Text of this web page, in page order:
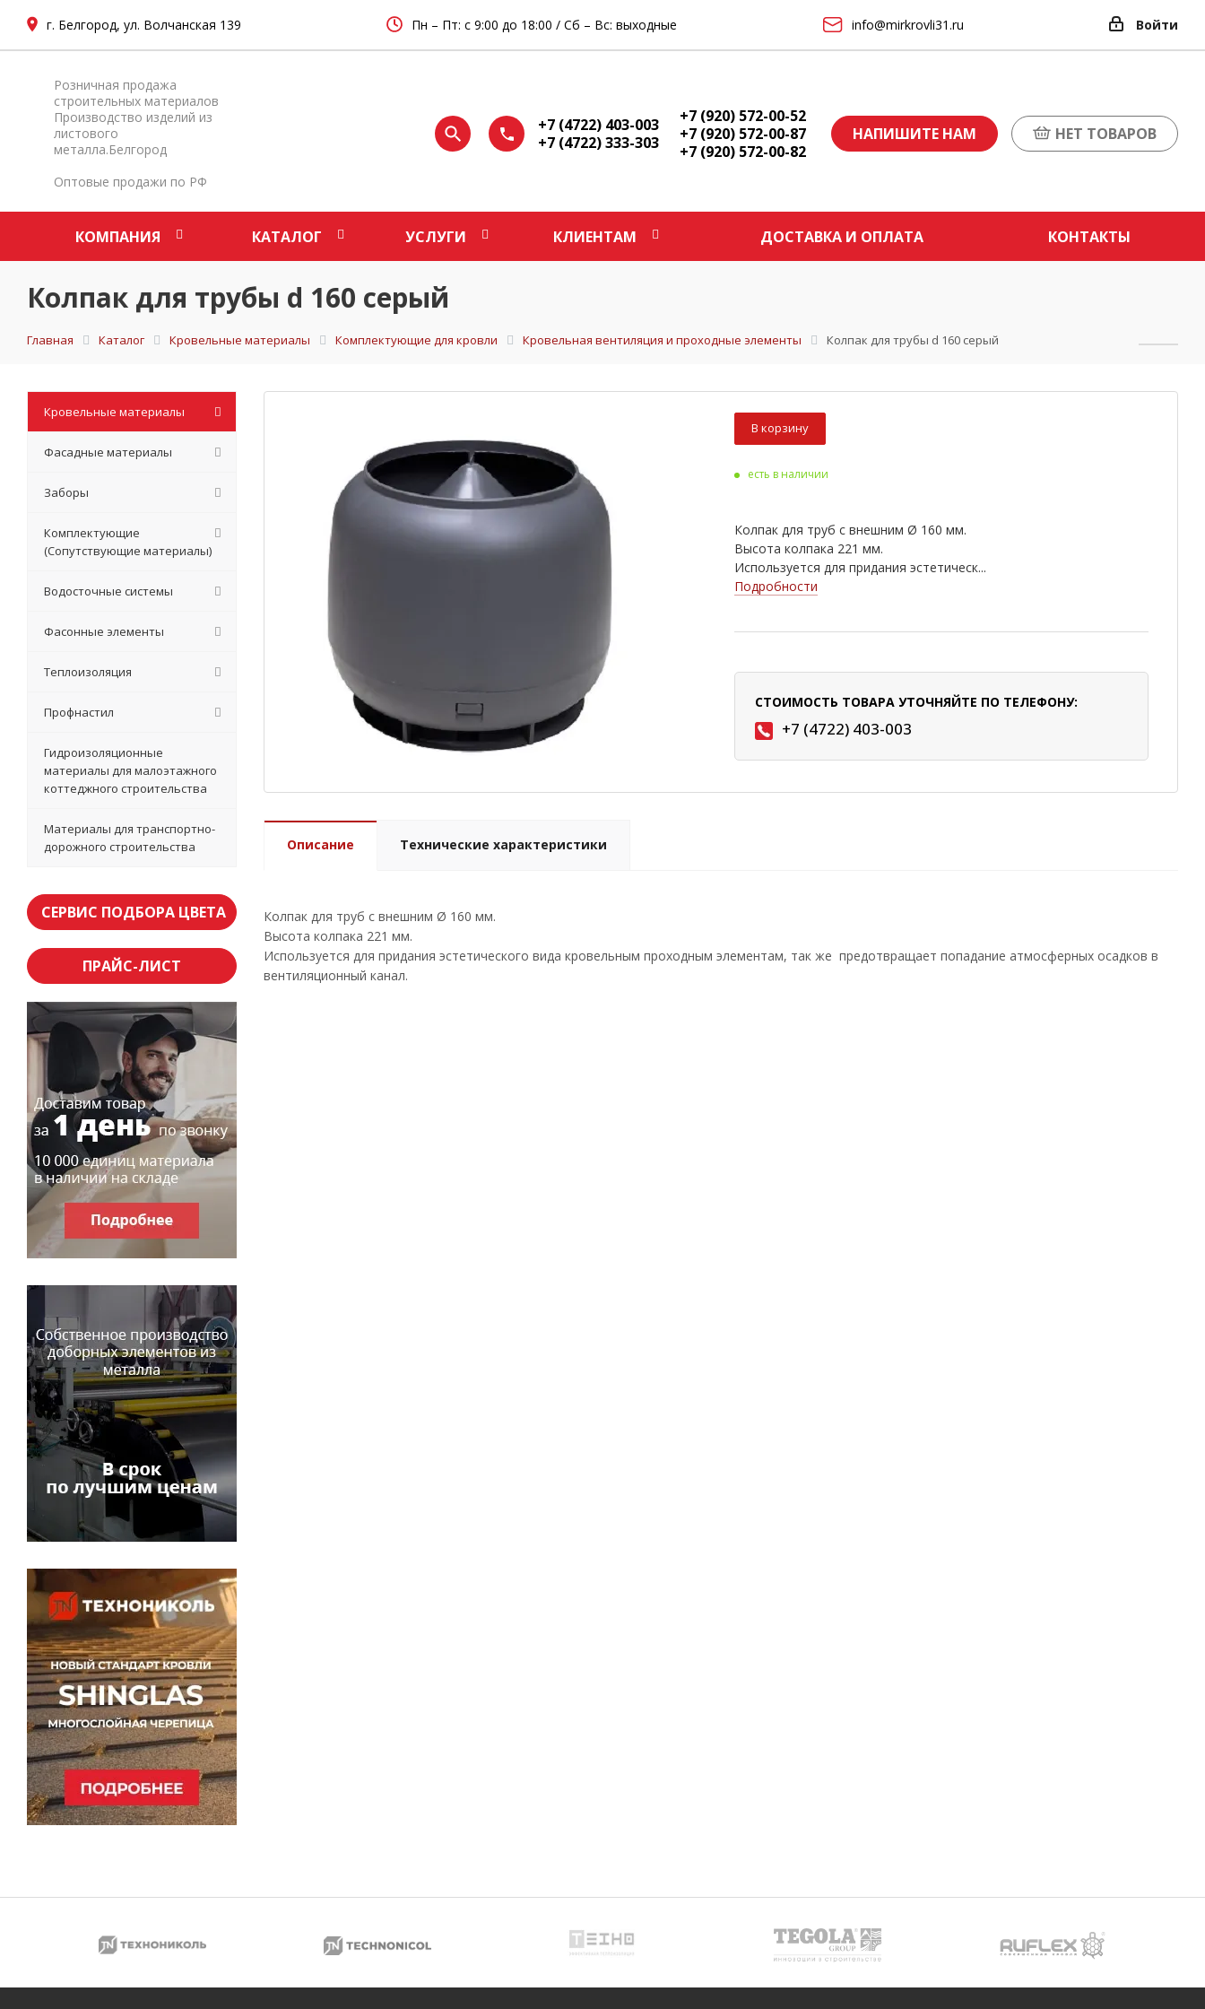
г. Белгород, ул. Волчанская 139 Пн – Пт: с 9:00 до 18:00 / Сб – Вс: выходные info@mirkrovli31.ru Войти
Розничная продажа
строительных материалов
Производство изделий из
листового
металла.Белгород
Оптовые продажи по РФ
+7 (4722) 403-003
+7 (4722) 333-303
+7 (920) 572-00-52
+7 (920) 572-00-87
+7 (920) 572-00-82
НАПИШИТЕ НАМ НЕТ ТОВАРОВ
КОМПАНИЯ КАТАЛОГ УСЛУГИ КЛИЕНТАМ ДОСТАВКА И ОПЛАТА КОНТАКТЫ
Колпак для трубы d 160 серый
Главная Каталог Кровельные материалы Комплектующие для кровли Кровельная вентиляция и проходные элементы Колпак для трубы d 160 серый
В корзину
есть в наличии
Колпак для труб с внешним Ø 160 мм.
Высота колпака 221 мм.
Используется для придания эстетическ...
Подробности
СТОИМОСТЬ ТОВАРА УТОЧНЯЙТЕ ПО ТЕЛЕФОНУ:
+7 (4722) 403-003
Описание Технические характеристики
Колпак для труб с внешним Ø 160 мм.
Высота колпака 221 мм.
Используется для придания эстетического вида кровельным проходным элементам, так же предотвращает попадание атмосферных осадков в
вентиляционный канал.
Кровельные материалы
Фасадные материалы
Заборы
Комплектующие
(Сопутствующие материалы)
Водосточные системы
Фасонные элементы
Теплоизоляция
Профнастил
Гидроизоляционные
материалы для малоэтажного
коттеджного строительства
Материалы для транспортно-
дорожного строительства
СЕРВИС ПОДБОРА ЦВЕТА
ПРАЙС-ЛИСТ